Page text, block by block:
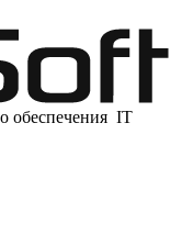
обеспечения IT